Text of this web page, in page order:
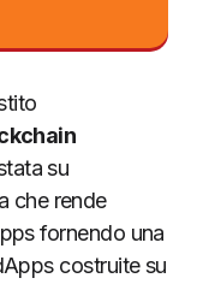
su
che rende
fornendo una
costruite su